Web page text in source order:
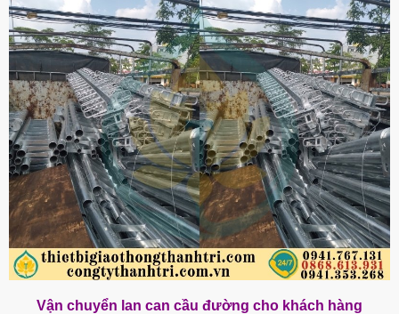
Vận chuyển lan can cầu đường cho khách hàng